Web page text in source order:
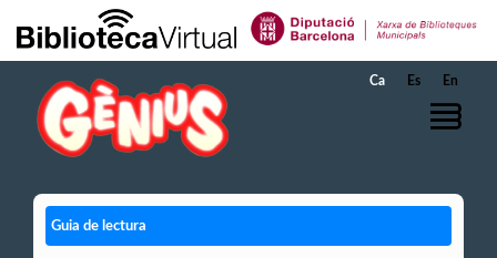
Salta al contingut principal
Ca Es En
Guia de lectura